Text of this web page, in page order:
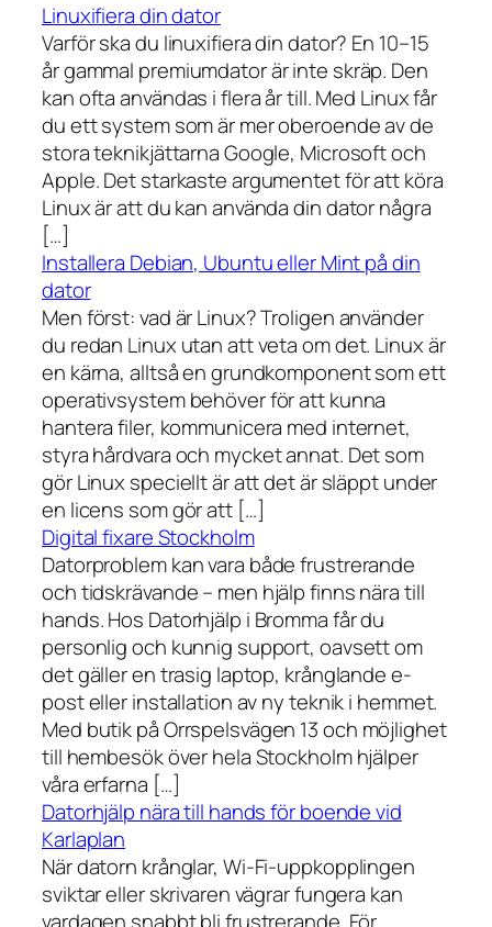
Linuxifiera din dator
Varför ska du linuxifiera din dator? En 10–15
år gammal premiumdator är inte skräp. Den
kan ofta användas i flera år till. Med Linux får
du ett system som är mer oberoende av de
stora teknikjättarna Google, Microsoft och
Apple. Det starkaste argumentet för att köra
Linux är att du kan använda din dator några
[…]
Installera Debian, Ubuntu eller Mint på din
dator
Men först: vad är Linux? Troligen använder
du redan Linux utan att veta om det. Linux är
en kärna, alltså en grundkomponent som ett
operativsystem behöver för att kunna
hantera filer, kommunicera med internet,
styra hårdvara och mycket annat. Det som
gör Linux speciellt är att det är släppt under
en licens som gör att […]
Digital fixare Stockholm
Datorproblem kan vara både frustrerande
och tidskrävande – men hjälp finns nära till
hands. Hos Datorhjälp i Bromma får du
personlig och kunnig support, oavsett om
det gäller en trasig laptop, krånglande e-
post eller installation av ny teknik i hemmet.
Med butik på Orrspelsvägen 13 och möjlighet
till hembesök över hela Stockholm hjälper
våra erfarna […]
Datorhjälp nära till hands för boende vid
Karlaplan
När datorn krånglar, Wi-Fi-uppkopplingen
sviktar eller skrivaren vägrar fungera kan